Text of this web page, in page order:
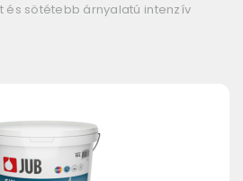
és sötétebb árnyalatú intenzív